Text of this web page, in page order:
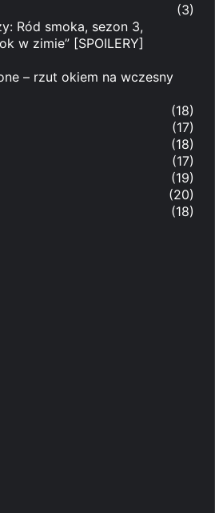
(3)
Ród smoka, sezon 3,
w zimie” [SPOILERY]
– rzut okiem na wczesny
(18)
(17)
(18)
(17)
(19)
(20)
(18)